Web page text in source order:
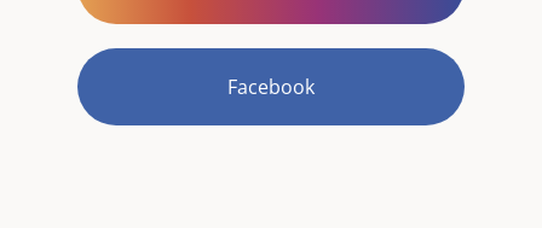
Facebook